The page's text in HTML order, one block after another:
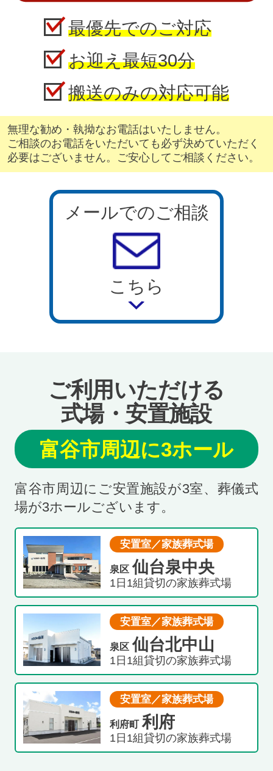
最優先でのご対応
お迎え最短30分
搬送のみの対応可能
無理な勧め・執拗なお電話はいたしません。
ご相談のお電話をいただいても必ず決めていただく
必要はございません。ご安心してご相談ください。
メールでのご相談
こちら
ご利用いただける
式場・安置施設
富谷市周辺に3ホール
富谷市周辺にご安置施設が3室、葬儀式
場が3ホールございます。
安置室／家族葬式場
泉区 仙台泉中央
1日1組貸切の家族葬式場
安置室／家族葬式場
泉区 仙台北中山
1日1組貸切の家族葬式場
安置室／家族葬式場
利府町 利府
1日1組貸切の家族葬式場